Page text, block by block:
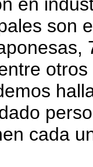
son
cada